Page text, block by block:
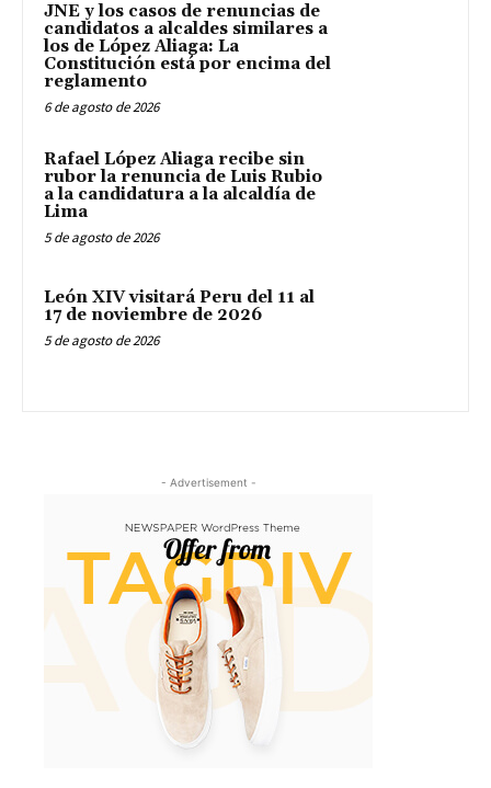
JNE y los casos de renuncias de
candidatos a alcaldes similares a
los de López Aliaga: La
Constitución está por encima del
reglamento
6 de agosto de 2026
Rafael López Aliaga recibe sin
rubor la renuncia de Luis Rubio
a la candidatura a la alcaldía de
Lima
5 de agosto de 2026
León XIV visitará Peru del 11 al
17 de noviembre de 2026
5 de agosto de 2026
- Advertisement -